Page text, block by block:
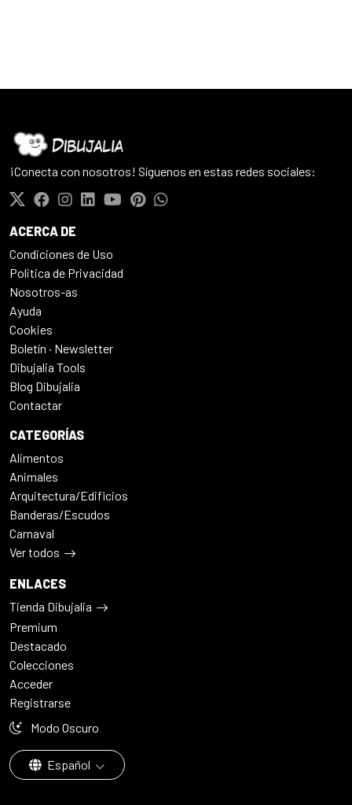
¡Conecta con nosotros! Síguenos en estas redes sociales:
ACERCA DE
Condiciones de Uso
Politica de Privacidad
Nosotros-as
Ayuda
Cookies
Boletín · Newsletter
Dibujalia Tools
Blog Dibujalia
Contactar
CATEGORÍAS
Alimentos
Animales
Arquitectura/Edificios
Banderas/Escudos
Carnaval
Ver todos
ENLACES
Tienda Dibujalia
Premium
Destacado
Colecciones
Acceder
Registrarse
Modo Oscuro
Español